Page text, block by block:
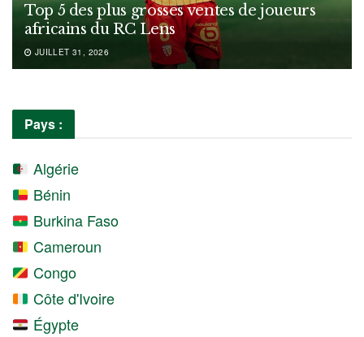
Top 5 des plus grosses ventes de joueurs
africains du RC Lens
JUILLET 31, 2026
Pays :
Algérie
Bénin
Burkina Faso
Cameroun
Congo
Côte d'Ivoire
Égypte